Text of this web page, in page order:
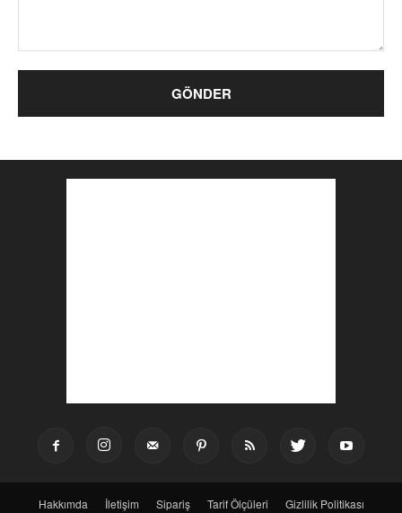
Hakkımda İletişim Sipariş Tarif Ölçüleri Gizlilik Politikası